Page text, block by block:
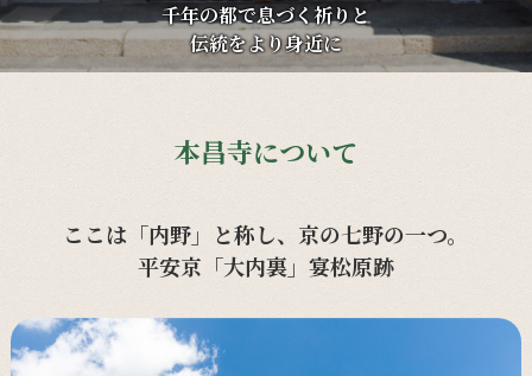
千年の都で息づく祈りと
伝統をより身近に
本昌寺について
ここは「内野」と称し、京の七野の一つ。
平安京「大内裏」宴松原跡